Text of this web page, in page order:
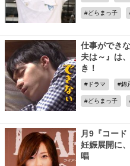
どらまっ子
仕事ができ
夫は～』は
き！
ドラマ 錦
どらまっ子
月9『コー
妊娠展開に
唱